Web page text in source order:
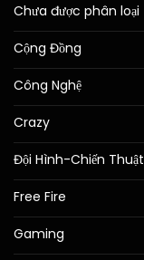
Chưa được phân loại
Cộng Đồng
Công Nghệ
Crazy
Đội Hình-Chiến Thuật
Free Fire
Gaming